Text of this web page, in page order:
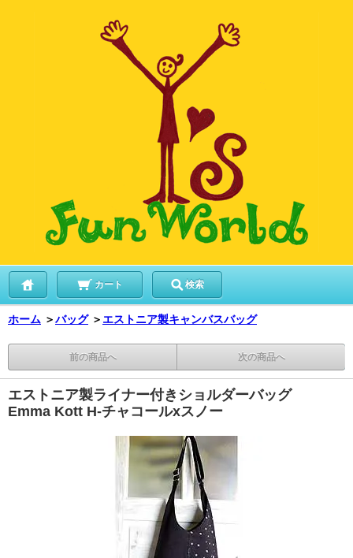
カート 検索
ホーム ＞バッグ ＞ エストニア製キャンバスバッグ
前の商品へ 次の商品へ
エストニア製ライナー付きショルダーバッグ
Emma Kott H-チャコールxスノー